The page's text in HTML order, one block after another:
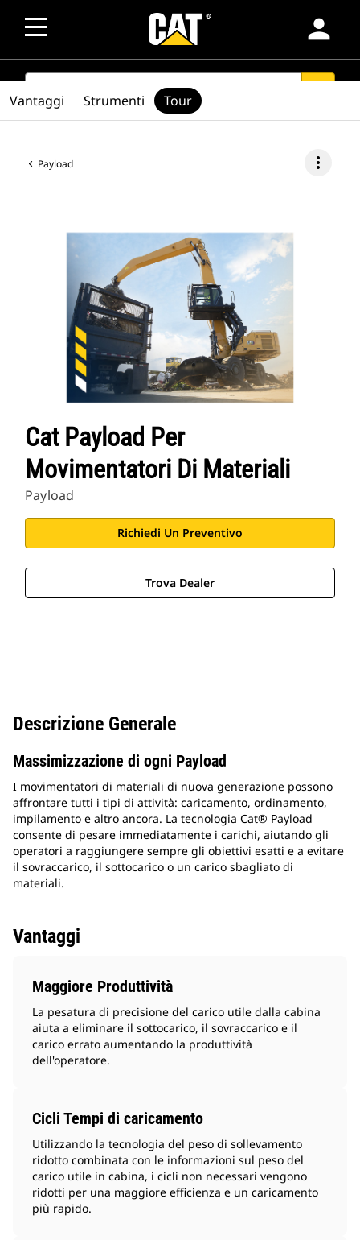
person
SEARCH
Payload more_vert
Cat Payload Per
Movimentatori Di Materiali
Payload
Richiedi Un Preventivo
Trova Dealer
Vantaggi Strumenti Tour
Descrizione Generale
Massimizzazione di ogni Payload
I movimentatori di materiali di nuova generazione possono
affrontare tutti i tipi di attività: caricamento, ordinamento,
impilamento e altro ancora. La tecnologia Cat® Payload
consente di pesare immediatamente i carichi, aiutando gli
operatori a raggiungere sempre gli obiettivi esatti e a evitare
il sovraccarico, il sottocarico o un carico sbagliato di
materiali.
Vantaggi
Maggiore Produttività
La pesatura di precisione del carico utile dalla cabina
aiuta a eliminare il sottocarico, il sovraccarico e il
carico errato aumentando la produttività
dell'operatore.
Cicli Tempi di caricamento
Utilizzando la tecnologia del peso di sollevamento
ridotto combinata con le informazioni sul peso del
carico utile in cabina, i cicli non necessari vengono
ridotti per una maggiore efficienza e un caricamento
più rapido.